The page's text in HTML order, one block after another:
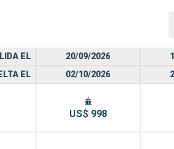
EL
EL
20/09/2026
02/10/2026
US$ 998